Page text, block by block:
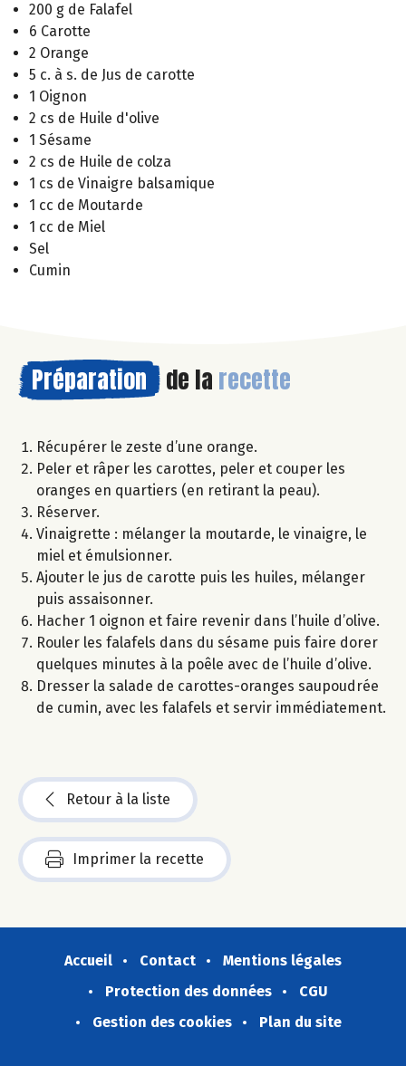
200 g de Falafel
6 Carotte
2 Orange
5 c. à s. de Jus de carotte
1 Oignon
2 cs de Huile d'olive
1 Sésame
2 cs de Huile de colza
1 cs de Vinaigre balsamique
1 cc de Moutarde
1 cc de Miel
Sel
Cumin
Préparation de la recette
Récupérer le zeste d’une orange.
Peler et râper les carottes, peler et couper les
oranges en quartiers (en retirant la peau).
Réserver.
Vinaigrette : mélanger la moutarde, le vinaigre, le
miel et émulsionner.
Ajouter le jus de carotte puis les huiles, mélanger
puis assaisonner.
Hacher 1 oignon et faire revenir dans l’huile d’olive.
Rouler les falafels dans du sésame puis faire dorer
quelques minutes à la poêle avec de l’huile d’olive.
Dresser la salade de carottes-oranges saupoudrée
de cumin, avec les falafels et servir immédiatement.
Retour à la liste
Imprimer la recette
Accueil Contact
Mentions légales
Protection des données
CGU
Gestion des cookies
Plan du site